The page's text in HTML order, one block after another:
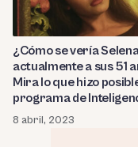
¿Cómo se vería
actualmente a sus 51
Mira lo que hizo
programa de
Artificial (FOTO)
8 abril, 2023